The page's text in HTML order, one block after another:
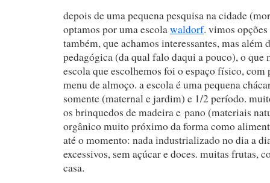
depois de uma pequena pesquisa na cidade
optamos por uma escolawaldorf. vimos opções
também, que achamos interessantes, mas além
pedagógica (da qual falo daqui a pouco), o que
escola que escolhemos foi o espaço físico, com
menu de almoço. a escola é uma pequena
somente (maternal e jardim) e 1/2 período.
os brinquedos de madeira e pano (materiais
orgânico muito próximo da forma como
até o momento: nada industrializado no dia a
excessivos, sem açúcar e doces. muitas frutas,
casa.